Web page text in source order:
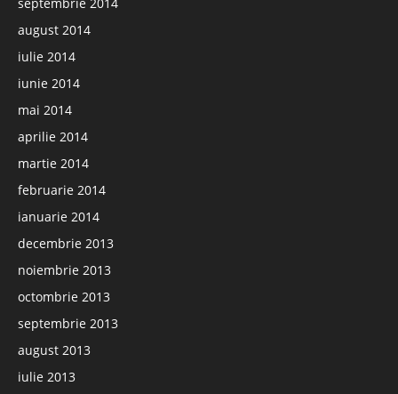
august 2014
iulie 2014
iunie 2014
mai 2014
aprilie 2014
martie 2014
februarie 2014
ianuarie 2014
decembrie 2013
noiembrie 2013
octombrie 2013
septembrie 2013
august 2013
iulie 2013